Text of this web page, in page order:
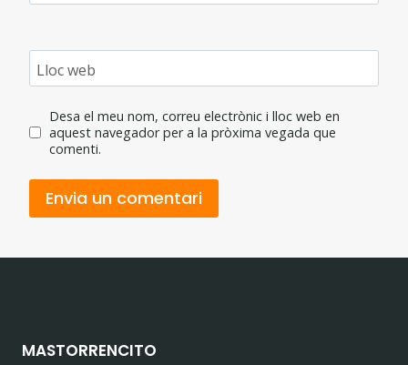
Lloc web
Desa el meu nom, correu electrònic i lloc web en
aquest navegador per a la pròxima vegada que
comenti.
MASTORRENCITO